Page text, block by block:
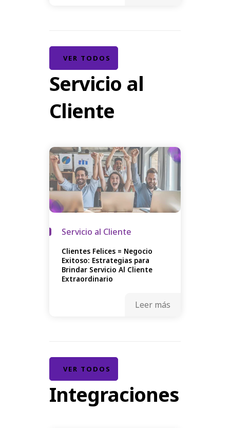
VER TODOS
Servicio al
Cliente
Servicio al Cliente
Clientes Felices = Negocio
Exitoso: Estrategias para
Brindar Servicio Al Cliente
Extraordinario
Leer más
VER TODOS
Integraciones